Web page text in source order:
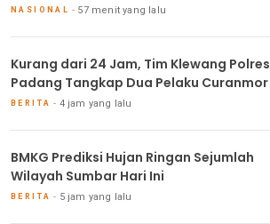
NASIONAL 57 menit yang lalu
Kurang dari 24 Jam, Tim Klewang
Padang Tangkap Dua Pelaku Curanmor
BERITA 4 jam yang lalu
BMKG Prediksi Hujan Ringan Sejumlah
Wilayah Sumbar Hari Ini
BERITA 5 jam yang lalu